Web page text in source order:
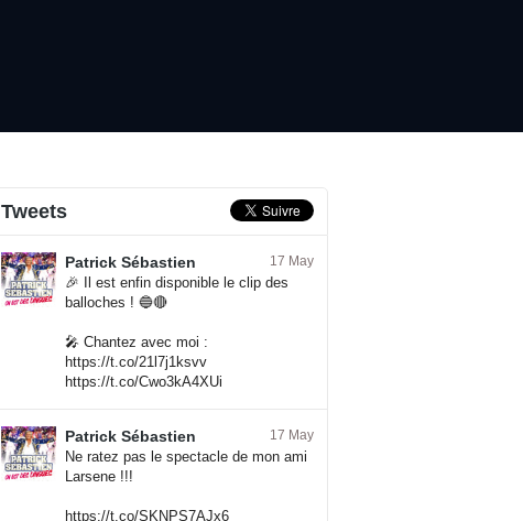
Tweets
Patrick Sébastien 17 May
🎉 Il est enfin disponible le clip des
balloches ! 🔵🔴
🎤 Chantez avec moi :
https://t.co/21l7j1ksvv
https://t.co/Cwo3kA4XUi
Patrick Sébastien 17 May
Ne ratez pas le spectacle de mon ami
Larsene !!!
https://t.co/SKNPS7AJx6